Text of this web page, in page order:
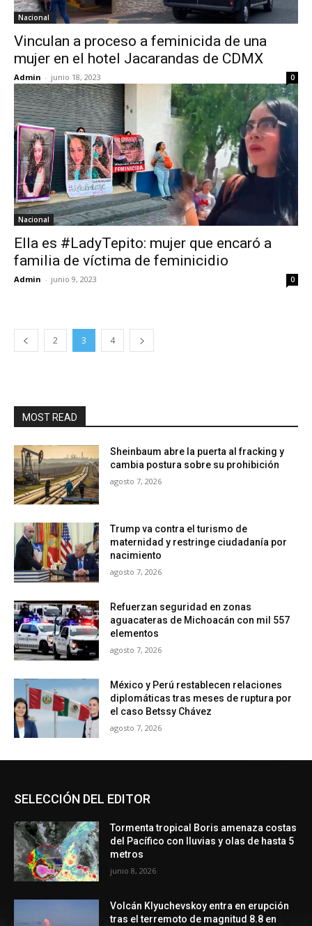
Nacional
Vinculan a proceso a feminicida de una
mujer en el hotel Jacarandas de CDMX
Admin - junio 18, 2023 0
Nacional
Ella es #LadyTepito: mujer que encaró a
familia de víctima de feminicidio
Admin - junio 9, 2023 0
2 3 4
MOST READ
Sheinbaum abre la puerta al fracking y
cambia postura sobre su prohibición
agosto 7, 2026
Trump va contra el turismo de
maternidad y restringe ciudadanía por
nacimiento
agosto 7, 2026
Refuerzan seguridad en zonas
aguacateras de Michoacán con mil 557
elementos
agosto 7, 2026
México y Perú restablecen relaciones
diplomáticas tras meses de ruptura por
el caso Betssy Chávez
agosto 7, 2026
SELECCIÓN DEL EDITOR
Tormenta tropical Boris amenaza costas
del Pacífico con lluvias y olas de hasta 5
metros
junio 8, 2026
Volcán Klyuchevskoy entra en erupción
tras el terremoto de magnitud 8.8 en